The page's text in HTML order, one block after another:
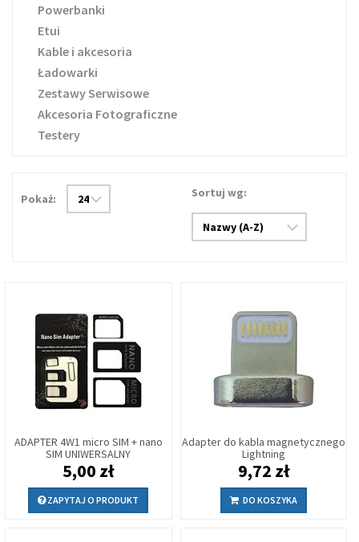
Powerbanki
Etui
Kable i akcesoria
Ładowarki
Zestawy Serwisowe
Akcesoria Fotograficzne
Testery
Pokaż: Sortuj wg:
ADAPTER 4W1 micro SIM + nano
SIM UNIWERSALNY
5,00 zł
ZAPYTAJ O PRODUKT
Adapter do kabla magnetycznego
Lightning
9,72 zł
DO KOSZYKA